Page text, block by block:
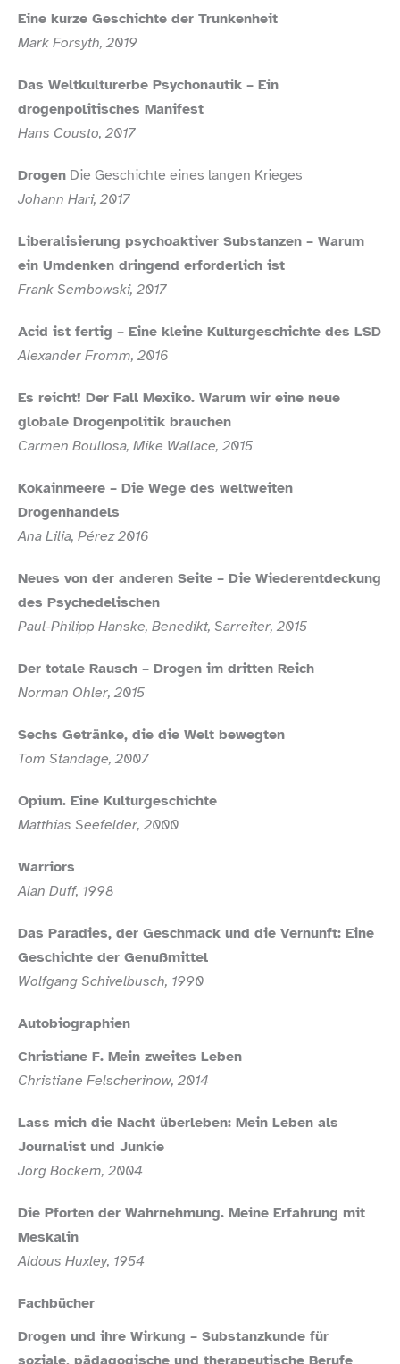
Eine kurze Geschichte der Trunkenheit
Mark Forsyth, 2019
Das Weltkulturerbe Psychonautik – Ein
drogenpolitisches Manifest
Hans Cousto, 2017
Drogen Die Geschichte eines langen Krieges
Johann Hari, 2017
Liberalisierung psychoaktiver Substanzen – Warum
ein Umdenken dringend erforderlich ist
Frank Sembowski, 2017
Acid ist fertig – Eine kleine Kulturgeschichte des LSD
Alexander Fromm, 2016
Es reicht! Der Fall Mexiko. Warum wir eine neue
globale Drogenpolitik brauchen
Carmen Boullosa, Mike Wallace, 2015
Kokainmeere – Die Wege des weltweiten
Drogenhandels
Ana Lilia, Pérez 2016
Neues von der anderen Seite – Die Wiederentdeckung
des Psychedelischen
Paul-​Philipp Hanske, Benedikt, Sarreiter, 2015
Der totale Rausch – Drogen im dritten Reich
Norman Ohler, 2015
Sechs Getränke, die die Welt bewegten
Tom Standage, 2007
Opium. Eine Kulturgeschichte
Matthias Seefelder, 2000
Warriors
Alan Duff, 1998
Das Paradies, der Geschmack und die Vernunft: Eine
Geschichte der Genußmittel
Wolfgang Schivelbusch, 1990
Autobiographien
Christiane F. Mein zweites Leben
Christiane Felscherinow, 2014
Lass mich die Nacht überleben: Mein Leben als
Journalist und Junkie
Jörg Böckem, 2004
Die Pforten der Wahrnehmung. Meine Erfahrung mit
Meskalin
Aldous Huxley, 1954
Fachbücher
Drogen und ihre Wirkung – Substanzkunde für
soziale, pädagogische und therapeutische Berufe